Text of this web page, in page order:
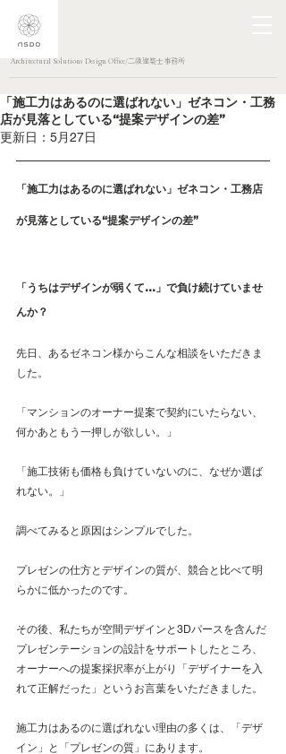
Architectural Solutions Design Office/二級建築士事務所
「施工力はあるのに選ばれない」ゼネコン・工務
店が見落としている“提案デザインの差”
更新日： 5月27日
「施工力はあるのに選ばれない」ゼネコン・工務店
が見落としている“提案デザインの差”
「うちはデザインが弱くて…」で負け続けていませ
んか？
先日、あるゼネコン様からこんな相談をいただきま
した。
「マンションのオーナー提案で契約にいたらない、
何かあともう一押しが欲しい。」
「施工技術も価格も負けていないのに、なぜか選ば
れない。」
調べてみると原因はシンプルでした。
プレゼンの仕方とデザインの質が、競合と比べて明
らかに低かったのです。
その後、私たちが空間デザインと3Dパースを含んだ
プレゼンテーションの設計をサポートしたところ、
オーナーへの提案採択率が上がり「デザイナーを入
れて正解だった」というお言葉をいただきました。
施工力はあるのに選ばれない理由の多くは、「デザ
イン」と「プレゼンの質」にあります。